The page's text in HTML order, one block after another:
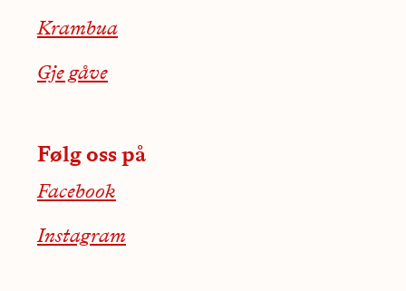
Krambua
Gje gåve
Følg oss på
Facebook
Instagram